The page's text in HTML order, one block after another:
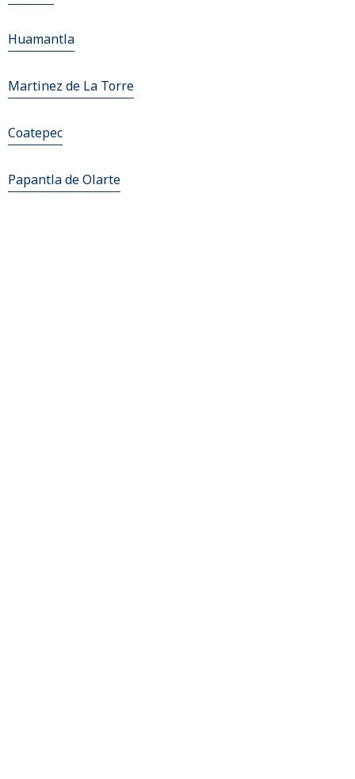
Huamantla
Martinez de La Torre
Coatepec
Papantla de Olarte